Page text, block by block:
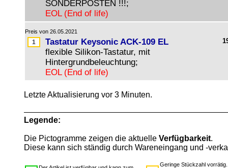
SONDERPOSTEN !!!;
EOL (End of life)
Preis von 26.05.2021
Tastatur Keysonic ACK-109 EL
flexible Silikon-Tastatur, mit
Hintergrundbeleuchtung;
EOL (End of life)
Letzte Aktualisierung vor 3 Minuten.
Legende:
Die Pictogramme zeigen die aktuelle Verfügbarkeit.
Diese kann sich ständig durch Wareneingang und -
Geringe Stückzahl